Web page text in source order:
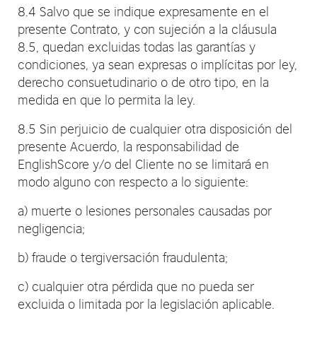
8.4 Salvo que se indique expresamente en el
presente Contrato, y con sujeción a la cláusula
8.5, quedan excluidas todas las garantías y
condiciones, ya sean expresas o implícitas por ley,
derecho consuetudinario o de otro tipo, en la
medida en que lo permita la ley.
8.5 Sin perjuicio de cualquier otra disposición del
presente Acuerdo, la responsabilidad de
EnglishScore y/o del Cliente no se limitará en
modo alguno con respecto a lo siguiente:
a) muerte o lesiones personales causadas por
negligencia;
b) fraude o tergiversación fraudulenta;
c) cualquier otra pérdida que no pueda ser
excluida o limitada por la legislación aplicable.